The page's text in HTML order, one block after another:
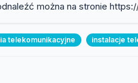
można na stronie
telekomunikacyjne instalacje